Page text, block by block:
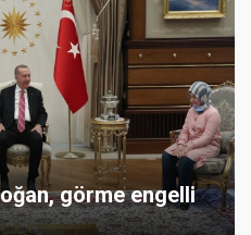
görme engelli